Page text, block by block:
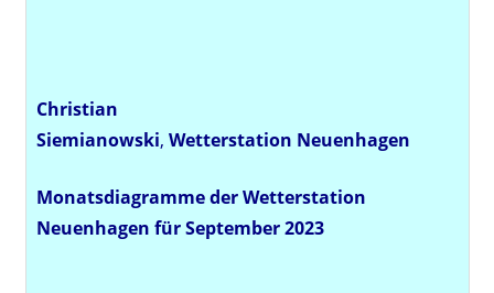
Christian
Siemianowski,Wetterstation Neuenhagen
Monatsdiagramme der Wetterstation
Neuenhagen für September 2023